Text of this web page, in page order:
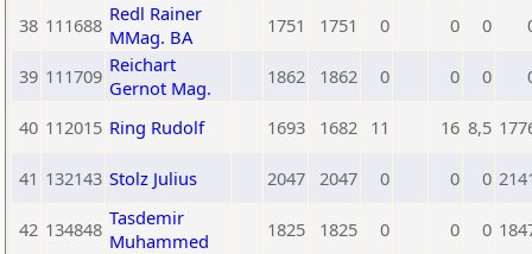
38 111688 Redl Rainer
MMag. BA
1751 1751 0 0 0
39 111709 Reichart
Gernot Mag.
1862 1862 0 0 0
40 112015 Ring Rudolf 1693 1682 11 16 8,5
41 132143 Stolz Julius 2047 2047 0 0 0
42 134848 Tasdemir
Muhammed
1825 1825 0 0 0